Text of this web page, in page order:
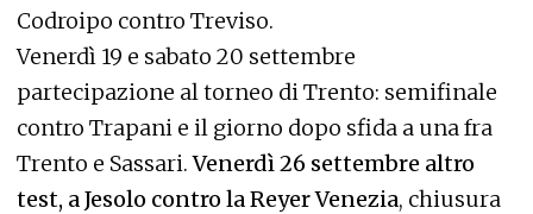
Codroipo contro Treviso.
Venerdì 19 e sabato 20 settembre
partecipazione al torneo di Trento: semifinale
contro Trapani e il giorno dopo sfida a una fra
Trento e Sassari.Venerdì 26 settembre altro
test, a Jesolo contro la Reyer Venezia, chiusura